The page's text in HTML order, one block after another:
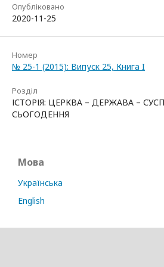
Опубліковано
2020-11-25
Номер
№ 25-1 (2015): Випуск 25, Книга I
Розділ
ІСТОРІЯ: ЦЕРКВА – ДЕРЖАВА –
СЬОГОДЕННЯ
Мова
Українська
English